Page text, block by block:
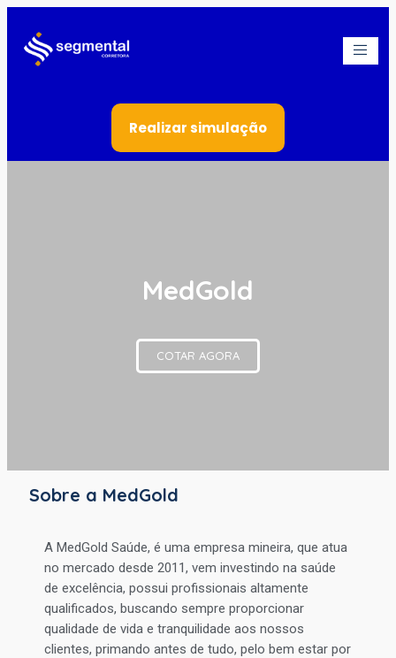
Realizar simulação
MedGold
COTAR AGORA
Sobre a MedGold
A MedGold Saúde, é uma empresa mineira, que atua
no mercado desde 2011, vem investindo na saúde
de excelência, possui profissionais altamente
qualificados, buscando sempre proporcionar
qualidade de vida e tranquilidade aos nossos
clientes, primando antes de tudo, pelo bem estar por